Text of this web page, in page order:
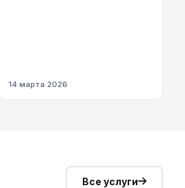
14 марта 2026
Все услуги